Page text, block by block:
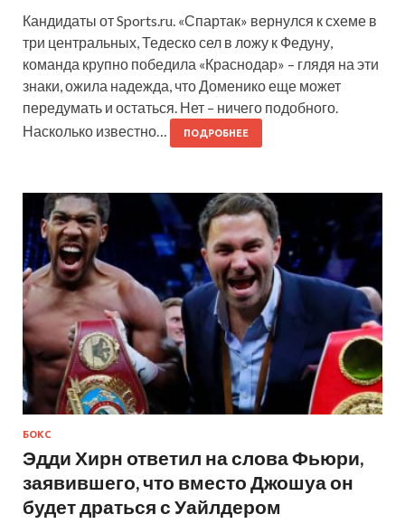
Кандидаты от Sports.ru. «Спартак» вернулся к схеме в
три центральных, Тедеско сел в ложу к Федуну,
команда крупно победила «Краснодар» – глядя на эти
знаки, ожила надежда, что Доменико еще может
передумать и остаться. Нет – ничего подобного.
Насколько известно…
ПОДРОБНЕЕ
БОКС
Эдди Хирн ответил на слова Фьюри,
заявившего, что вместо Джошуа он
будет драться с Уайлдером